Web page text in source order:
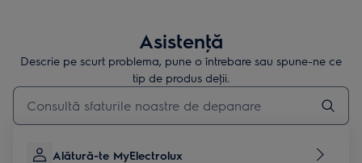
Asistenţă
Descrie pe scurt problema, pune o întrebare sau spune-ne ce
tip de produs deţii.
Type to search for support articles
Alătură-te MyElectrolux